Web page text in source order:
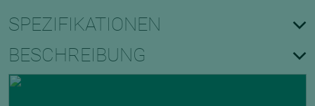
SPEZIFIKATIONEN
BESCHREIBUNG